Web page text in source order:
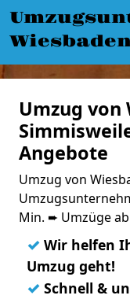
Umzug von
Angebote
Umzug von
Min. ➨ Umzüge
✓ Wir helfen
Umzug geht!
✓ Schnell &